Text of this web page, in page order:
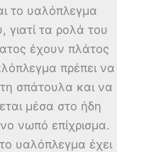
το υαλόπλεγμα
γιατί τα ρολά του
έχουν πλάτος
πρέπει να
τη σπάτουλα και να
μέσα στο ήδη
νωπό επίχρισμα.
υαλόπλεγμα έχει